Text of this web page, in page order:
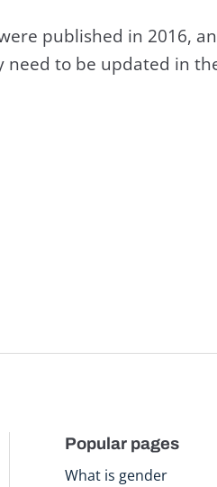
published in 2016,
need to be updated in
Popular pages
What is gender